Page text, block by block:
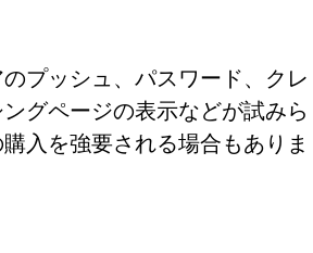
プッシュ、パスワード、クレ
グページの表示などが試みら
入を強要される場合もありま